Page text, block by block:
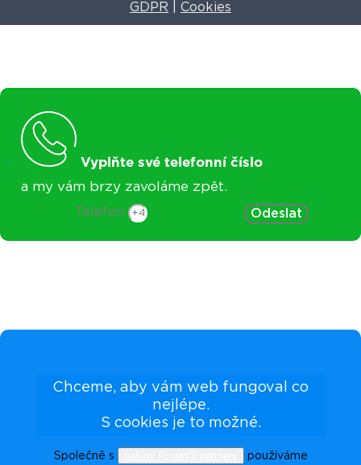
GDPR
Cookies
Vyplňte své telefonní číslo
a my vám brzy zavoláme zpět.
Telefon Odeslat
Chceme, aby vám web fungoval co
nejlépe.
S cookies je to možné.
Společně s
používáme